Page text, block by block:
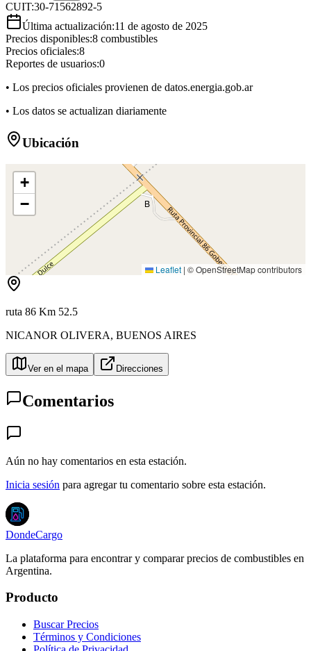
CUIT:30-71562892-5
Última actualización:11 de agosto de 2025
Precios disponibles:8 combustibles
Precios oficiales:8
Reportes de usuarios:0
• Los precios oficiales provienen de datos.energia.gob.ar
• Los datos se actualizan diariamente
Ubicación
B
+
−
Leaflet | © OpenStreetMap contributors
ruta 86 Km 52.5
NICANOR OLIVERA, BUENOS AIRES
Ver en el mapa Direcciones
Comentarios
Aún no hay comentarios en esta estación.
Inicia sesión para agregar tu comentario sobre esta estación.
DondeCargo
La plataforma para encontrar y comparar precios de combustibles en
Argentina.
Producto
Buscar Precios
Términos y Condiciones